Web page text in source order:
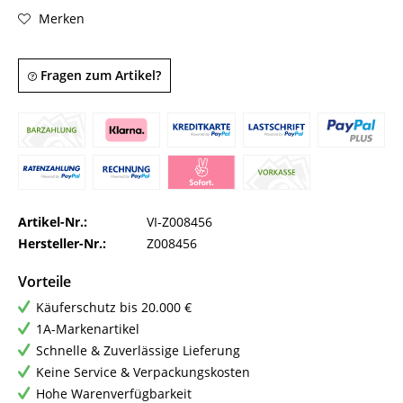
Merken
Fragen zum Artikel?
Artikel-Nr.:
VI-Z008456
Hersteller-Nr.:
Z008456
Vorteile
Käuferschutz bis 20.000 €
1A-Markenartikel
Schnelle & Zuverlässige Lieferung
Keine Service & Verpackungskosten
Hohe Warenverfügbarkeit